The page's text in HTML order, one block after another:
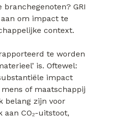
GRI
om impact te
context.
te worden
is. Oftewel:
impact
of maatschappij
belang zijn voor
aan CO₂-uitstoot,